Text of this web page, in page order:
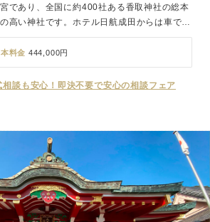
であり、全国に約400社ある香取神社の総本
高い神社です。ホテル日航成田からは車で約
はロケーション撮影にもおすすめで、重厚
定されています。 また、香取神宮から車で
テル日航成田での披露宴をご案内しており
せて、最適な会場をご提案させていただきま
料金 444,000円
相談も安心！即決不要で安心の相談フェア